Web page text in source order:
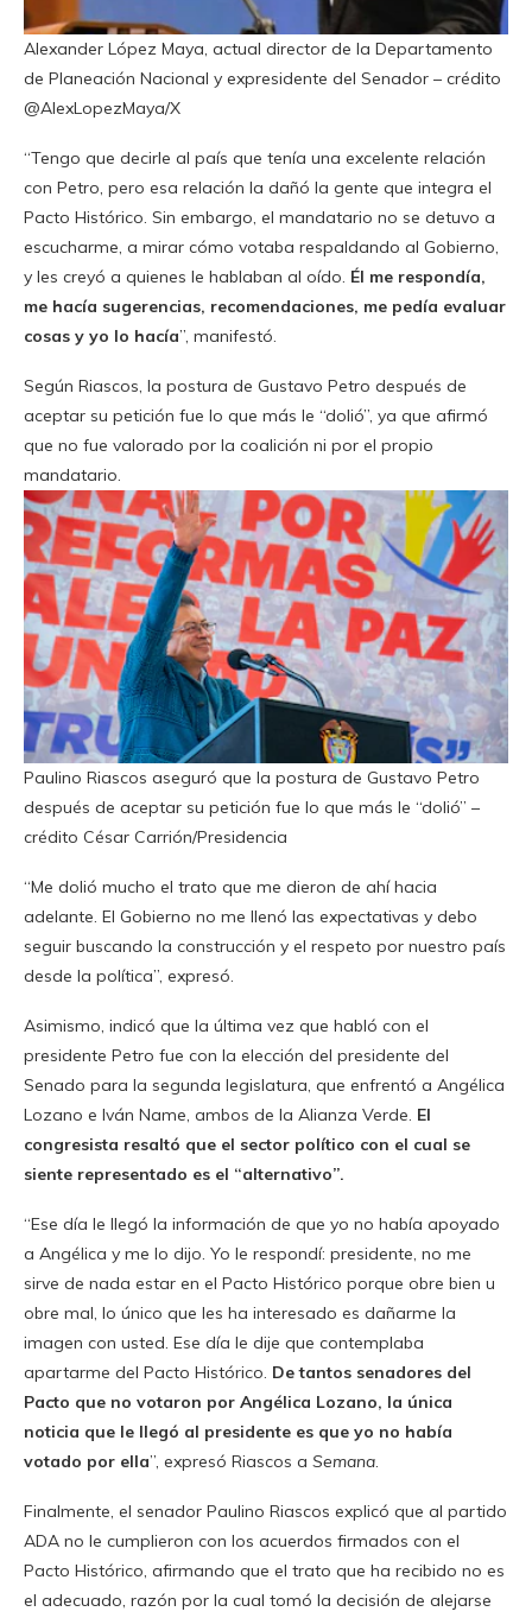
Alexander López Maya, actual director de la Departamento
de Planeación Nacional y expresidente del Senador – crédito
@AlexLopezMaya/X
“Tengo que decirle al país que tenía una excelente relación
con Petro, pero esa relación la dañó la gente que integra el
Pacto Histórico. Sin embargo, el mandatario no se detuvo a
escucharme, a mirar cómo votaba respaldando al Gobierno,
y les creyó a quienes le hablaban al oído. Él me respondía,
me hacía sugerencias, recomendaciones, me pedía evaluar
cosas y yo lo hacía”, manifestó.
Según Riascos, la postura de Gustavo Petro después de
aceptar su petición fue lo que más le “dolió”, ya que afirmó
que no fue valorado por la coalición ni por el propio
mandatario.
Paulino Riascos aseguró que la postura de Gustavo Petro
después de aceptar su petición fue lo que más le “dolió” –
crédito César Carrión/Presidencia
“Me dolió mucho el trato que me dieron de ahí hacia
adelante. El Gobierno no me llenó las expectativas y debo
seguir buscando la construcción y el respeto por nuestro país
desde la política”, expresó.
Asimismo, indicó que la última vez que habló con el
presidente Petro fue con la elección del presidente del
Senado para la segunda legislatura, que enfrentó a Angélica
Lozano e Iván Name, ambos de la Alianza Verde. El
congresista resaltó que el sector político con el cual se
siente representado es el “alternativo”.
“Ese día le llegó la información de que yo no había apoyado
a Angélica y me lo dijo. Yo le respondí: presidente, no me
sirve de nada estar en el Pacto Histórico porque obre bien u
obre mal, lo único que les ha interesado es dañarme la
imagen con usted. Ese día le dije que contemplaba
apartarme del Pacto Histórico. De tantos senadores del
Pacto que no votaron por Angélica Lozano, la única
noticia que le llegó al presidente es que yo no había
votado por ella”, expresó Riascos a Semana.
Finalmente, el senador Paulino Riascos explicó que al partido
ADA no le cumplieron con los acuerdos firmados con el
Pacto Histórico, afirmando que el trato que ha recibido no es
el adecuado, razón por la cual tomó la decisión de alejarse